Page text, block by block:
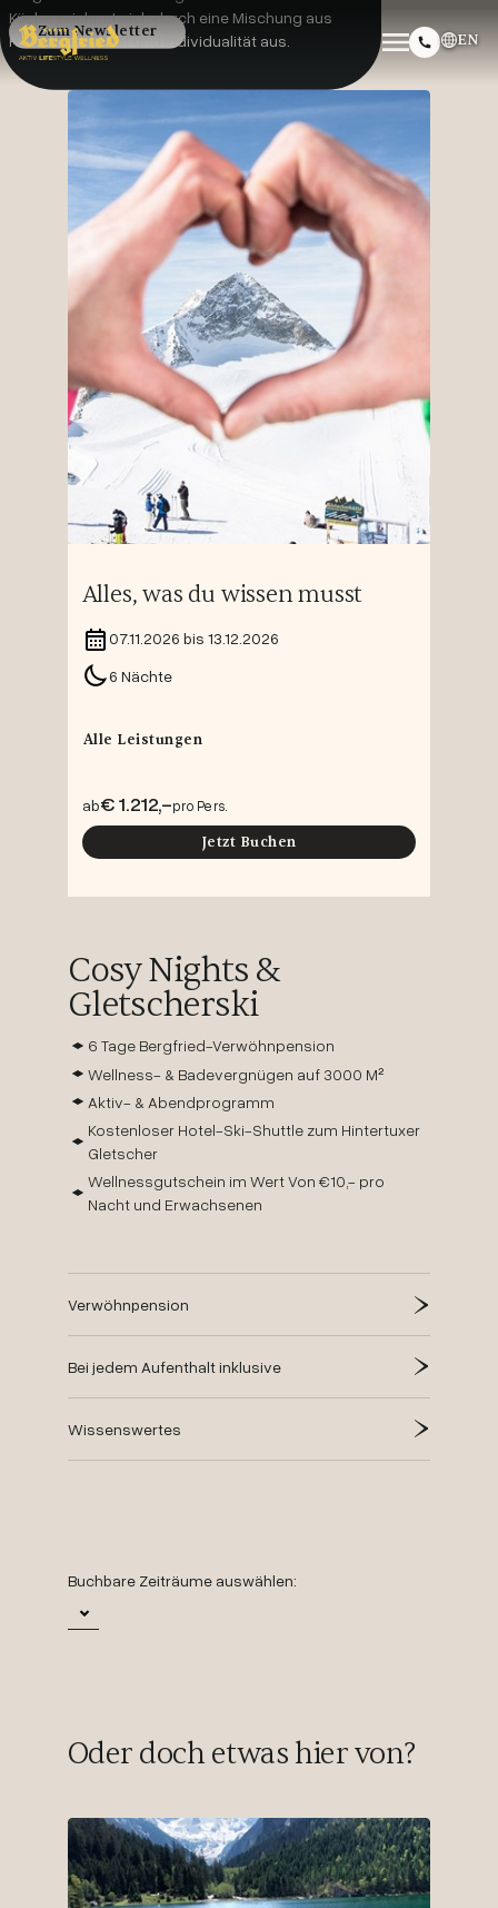
EN
Zum Newsletter
Küche zeichnet sich durch eine Mischung aus
Handwerkskunst und Individualität aus.
Alles, was du wissen musst
07.11.2026 bis 13.12.2026
6 Nächte
Alle Leistungen
pro Pers.
ab€ 1.212,-
Jetzt Buchen
Cosy Nights &
Gletscherski
6 Tage Bergfried-Verwöhnpension
Wellness- & Badevergnügen auf 3000 M²
Aktiv- & Abendprogramm
Kostenloser Hotel-Ski-Shuttle zum Hintertuxer
Gletscher
Wellnessgutschein im Wert Von €10,- pro
Nacht und Erwachsenen
Verwöhnpension
Bei jedem Aufenthalt inklusive
Wissenswertes
Buchbare Zeiträume auswählen:
Oder doch etwas hier von?